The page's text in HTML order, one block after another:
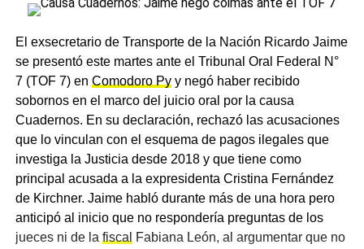
El exsecretario de Transporte de la Nación Ricardo Jaime
se presentó este martes ante el Tribunal Oral Federal N°
7 (TOF 7) en Comodoro Pyy negó haber recibido
sobornos en el marco del juicio oral por la causa
Cuadernos. En su declaración, rechazó las acusaciones
que lo vinculan con el esquema de pagos ilegales que
investiga la Justicia desde 2018 y que tiene como
principal acusada a la expresidenta Cristina Fernández
de Kirchner. Jaime habló durante más de una hora pero
anticipó al inicio que no respondería preguntas de los
jueces ni de la fiscal Fabiana León, al argumentar que no